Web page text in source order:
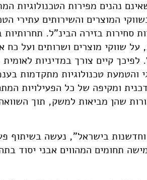
נהנים מפירות הטכנולוגיות
המוצרים והשירותים עתירי
סחירות בזירה הבינ"ל. תחרותיות
שווקי מוצרים ושרותים ועל כח
קיים צורך במדיניות
והטמעת טכנולוגיות מתקדמות
ומקיפה של כל הפעילויות
שהן מביאות למשק, תוך
בישראל", נעשה בשיתוף
תחומים המהווים אבני יסוד